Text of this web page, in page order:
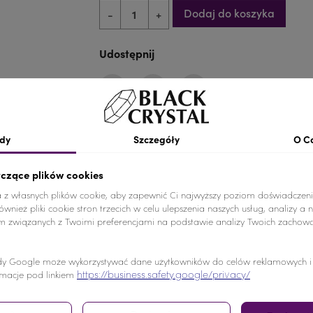
- + Dodaj do koszyka
Udostępnij
UdostępnijTweetujPinterest
akrylowych, a swoim blaskiem przypominają kamienie
używać kleju GEM-TAC Adhesive. Nie zaleca się tego
Szczegóły O
plików cookies
z własnych plików cookie, aby zapewnić Ci najwyższy poziom
pliki cookie stron trzecich w celu ulepszenia naszych usług, analizy a
związanych z Twoimi preferencjami na podstawie analizy Twoich
Google może wykorzystywać dane użytkowników do celów reklamowych i
pod linkiem https://business.safety.google/privacy/